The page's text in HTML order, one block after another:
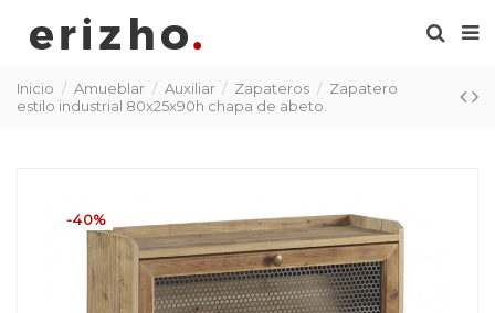
Inicio Amueblar Auxiliar Zapateros
Zapatero
estilo industrial 80x25x90h chapa de abeto.
-40%